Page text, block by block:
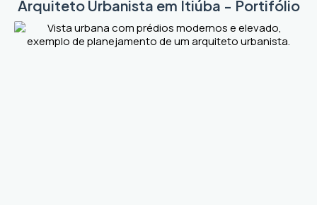
Arquiteto Urbanista em Itiúba - Portifólio